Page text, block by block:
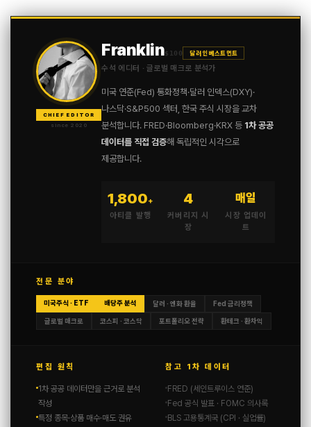
CHIEF EDITOR
since 2020
Franklin$100 달러 인베스트먼트
수석 에디터 · 글로벌 매크로 분석가
미국 연준(Fed) 통화정책·달러 인덱스(DXY)·
나스닥·S&P500 섹터, 한국 주식 시장을 교차
분석합니다. FRED·Bloomberg·KRX 등 1차 공공
데이터를 직접 검증해 독립적인 시각으로
제공합니다.
1,800+
아티클 발행
4
커버리지 시
장
매일
시장 업데이
트
전문 분야
미국주식 · ETF 배당주 분석 달러 · 엔화 환율 Fed 금리정책
글로벌 매크로 코스피 · 코스닥 포트폴리오 전략 환테크 · 환차익
편집 원칙
1차 공공 데이터만을 근거로 분석
작성
특정 종목·상품 매수·매도 권유
참고 1차 데이터
FRED (세인트루이스 연준)
Fed 공식 발표 · FOMC 의사록
BLS 고용통계국 (CPI · 실업률)